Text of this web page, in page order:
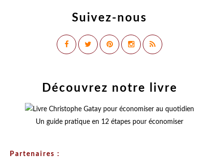
Suivez-nous
Découvrez notre livre
Un guide pratique en 12 étapes pour économiser
Partenaires :